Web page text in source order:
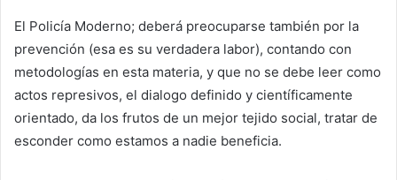
El Policía Moderno; deberá preocuparse también por la
prevención (esa es su verdadera labor), contando con
metodologías en esta materia, y que no se debe leer como
actos represivos, el dialogo definido y científicamente
orientado, da los frutos de un mejor tejido social, tratar de
esconder como estamos a nadie beneficia.